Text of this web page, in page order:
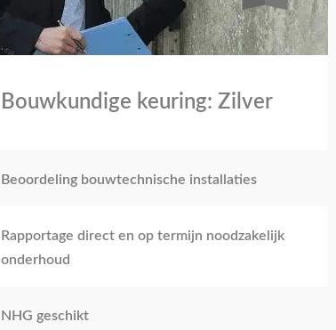
Bouwkundige keuring: Zilver
Beoordeling bouwtechnische installaties
Rapportage direct en op termijn noodzakelijk
onderhoud
NHG geschikt